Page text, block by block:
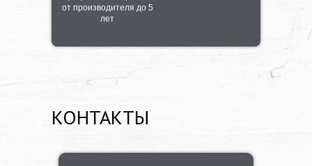
от производителя до 5
лет
КОНТАКТЫ